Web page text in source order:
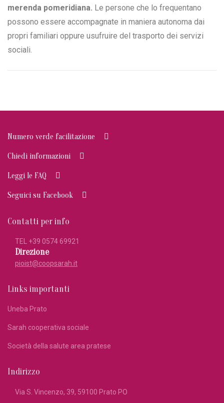
merenda pomeridiana. Le persone che lo frequentano
possono essere accompagnate in maniera autonoma dai
propri familiari oppure usufruire del trasporto dei servizi
sociali.
Numero verde facilitazione
Chiedi informazioni
Leggi le FAQ
Seguici su Facebook
Contatti per info
TEL +39 0574 69921
Direzione
pioist@coopsarah.it
Links importanti
Uneba Prato
Sarah cooperativa sociale
Società della salute area pratese
Indirizzo
Via S. Vincenzo, 39, 59100 Prato PO